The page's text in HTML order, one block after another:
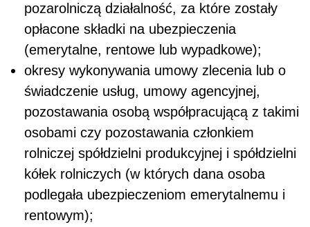
pozarolniczą działalność, za które zostały
opłacone składki na ubezpieczenia
(emerytalne, rentowe lub wypadkowe);
okresy wykonywania umowy zlecenia lub o
świadczenie usług, umowy agencyjnej,
pozostawania osobą współpracującą z takimi
osobami czy pozostawania członkiem
rolniczej spółdzielni produkcyjnej i spółdzielni
kółek rolniczych (w których dana osoba
podlegała ubezpieczeniom emerytalnemu i
rentowym);